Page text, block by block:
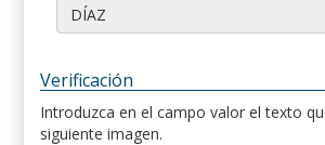
Verificación
Introduzca en el campo valor el texto
siguiente imagen.